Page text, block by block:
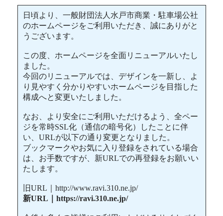
日頃より、一般財団法人水戸市商業・駐車場公社
のホームページをご利用いただき、誠にありがと
うございます。
この度、ホームページを全面リニューアルいたし
ました。
今回のリニューアルでは、デザインを一新し、よ
り見やすく分かりやすいホームページを目指した
構成へと変更いたしました。
なお、より安全にご利用いただけるよう、全ペー
ジを常時SSL化（通信の暗号化）したことに伴
い、URLが以下の通り変更となりました。
ブックマークやお気に入り登録をされている場合
は、お手数ですが、新URLでの再登録をお願いい
たします。
旧URL｜http://www.ravi.310.ne.jp/
新URL｜https://ravi.310.ne.jp/